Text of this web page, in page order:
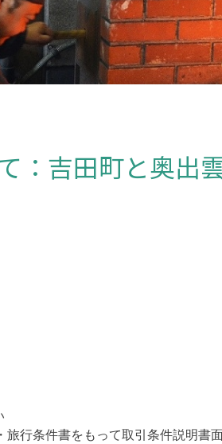
：吉田町と奥出
行条件書をもって取引条件説明書